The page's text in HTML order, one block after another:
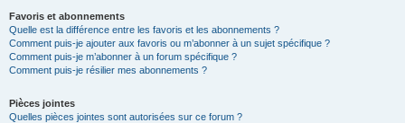
Favoris et abonnements
Quelle est la différence entre les favoris et les abonnements ?
Comment puis-je ajouter aux favoris ou m’abonner à un sujet spécifique ?
Comment puis-je m’abonner à un forum spécifique ?
Comment puis-je résilier mes abonnements ?
Pièces jointes
Quelles pièces jointes sont autorisées sur ce forum ?